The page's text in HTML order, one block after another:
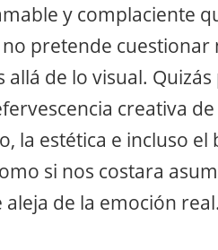
y complaciente
pretende
de lo visual.
creativa
la estética e incluso el
si nos costara
aleja de la emoción